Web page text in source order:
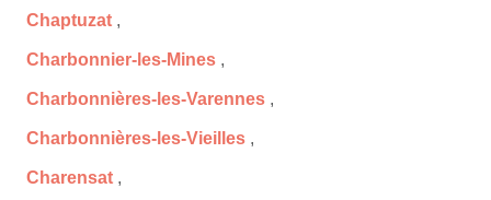
Chaptuzat ,
Charbonnier-les-Mines ,
Charbonnières-les-Varennes ,
Charbonnières-les-Vieilles ,
Charensat ,